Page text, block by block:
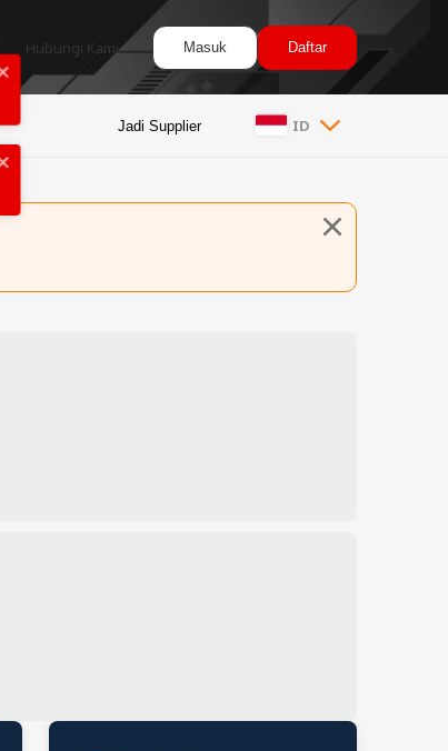
Hubungi Kami Masuk Daftar
Jadi Supplier ID